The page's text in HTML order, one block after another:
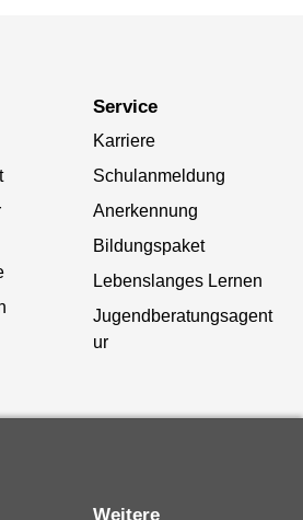
Service
Karriere
Schulanmeldung
Anerkennung
Bildungspaket
Lebenslanges Lernen
Jugendberatungsagent
ur
Weitere